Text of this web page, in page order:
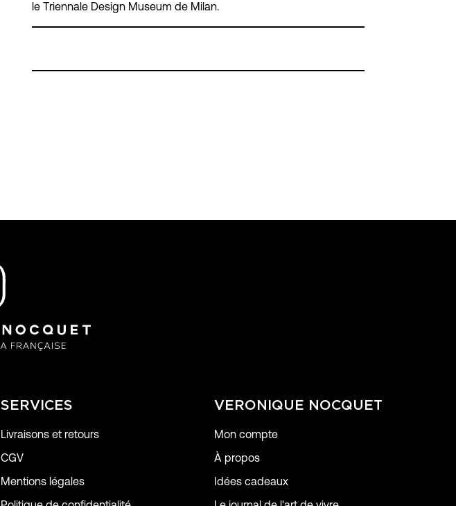
le Triennale Design Museum de Milan.
SERVICES
Livraisons et retours
CGV
Mentions légales
VERONIQUE NOCQUET
Mon compte
À propos
Idées cadeaux